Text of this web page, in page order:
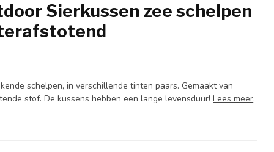
Sierkussen zee schelpen
schelpen, in verschillende tinten paars. Gemaakt van
stof. De kussens hebben een lange levensduur!Lees meer.